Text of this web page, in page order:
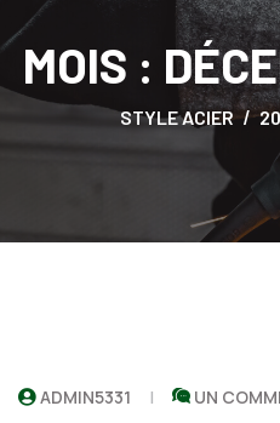
MOIS :
STYLE ACIER
ADMIN5331 UN